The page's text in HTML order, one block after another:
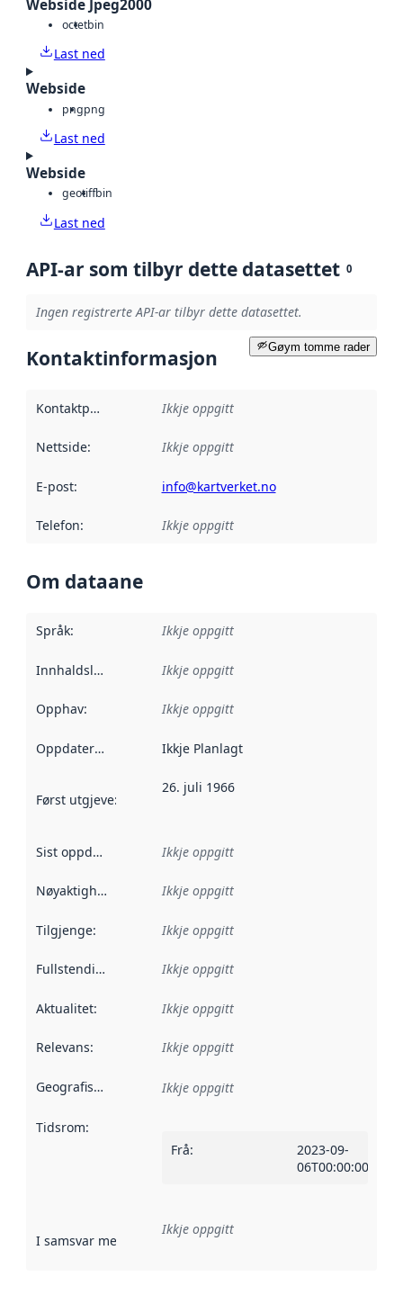
Webside Jpeg2000
octetbin
Last ned
Webside
pngpng
Last ned
Webside
geotiffbin
Last ned
API-ar som tilbyr dette datasettet 0
Ingen registrerte API-ar tilbyr dette datasettet.
Gøym tomme rader
Kontaktinformasjon
Kontaktpunkt Ikkje oppgitt
Nettside: Ikkje oppgitt
E-post: info@kartverket.no
Telefon: Ikkje oppgitt
Om dataane
Språk: Ikkje oppgitt
Innhaldsleverandørar :
Ikkje oppgitt
Opphav: Ikkje oppgitt
Oppdateringsfrekvens :
Ikkje Planlagt
Først utgjeve: Denne datoen seier når dataa i dette
26. juli 1966
Sist oppdatert Ikkje oppgitt
Nøyaktigheit Ikkje oppgitt
Tilgjenge: Ikkje oppgitt
Fullstendigheit Ikkje oppgitt
Aktualitet: Ikkje oppgitt
Relevans: Ikkje oppgitt
Geografisk område Ikkje oppgitt
Tidsrom:
Frå:
2023-09-
06T00:00:00Z
I samsvar med Referanse til ei implementeringsregel eller
Ikkje oppgitt